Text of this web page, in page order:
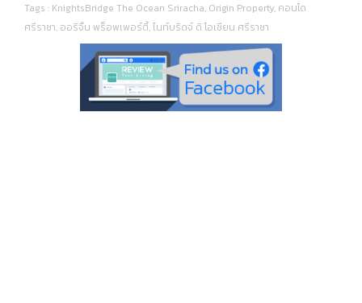
Tags : KnightsBridge The Ocean Sriracha, Origin Property, คอนโด
ศรีราชา, ออริจิ้น พร็อพเพอร์ตี้,ไนท์บริดจ์ ดิ โอเชียน ศรีราชา